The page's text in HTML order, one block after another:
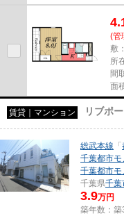
(管
敷
所
間
面
賃貸｜マンション リブポ
総武本線 「
千葉都市モ
千葉都市モ
千葉県千葉
3.9万円
築年数：築